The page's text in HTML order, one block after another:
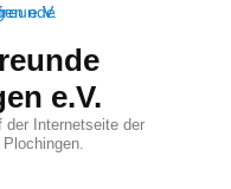
e.V.
der Internetseite der